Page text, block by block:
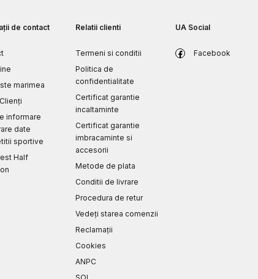
de contact
marimea
informare
date
sportive
Half
Relatii clienti
Termeni si conditii
Politica de
confidentialitate
Certificat garantie
incaltaminte
Certificat garantie
imbracaminte si
accesorii
Metode de plata
Conditii de livrare
Procedura de retur
Vedeți starea comenzii
Reclamaţii
Cookies
ANPC
UA Social
Facebook